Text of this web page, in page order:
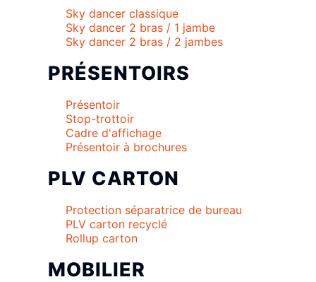
Sky dancer classique
Sky dancer 2 bras / 1 jambe
Sky dancer 2 bras / 2 jambes
PRÉSENTOIRS
Présentoir
Stop-trottoir
Cadre d'affichage
Présentoir à brochures
PLV CARTON
Protection séparatrice de bureau
PLV carton recyclé
Rollup carton
MOBILIER